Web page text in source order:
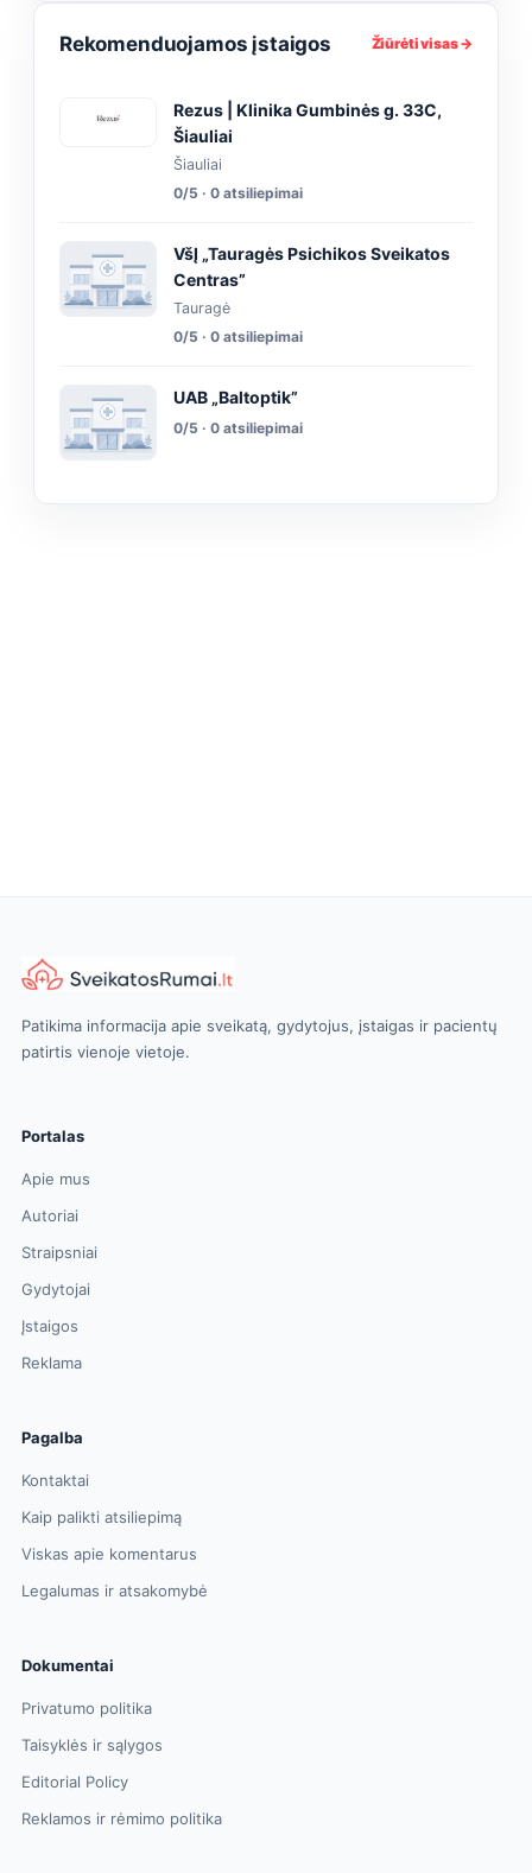
Rekomenduojamos įstaigos Žiūrėti visas →
Rezus | Klinika Gumbinės g. 33C,
Šiauliai
Šiauliai
0/5 · 0 atsiliepimai
VšĮ „Tauragės Psichikos Sveikatos
Centras”
Tauragė
0/5 · 0 atsiliepimai
UAB „Baltoptik”
0/5 · 0 atsiliepimai
Patikima informacija apie sveikatą, gydytojus, įstaigas ir pacientų
patirtis vienoje vietoje.
Portalas
Apie mus
Autoriai
Straipsniai
Gydytojai
Įstaigos
Reklama
Pagalba
Kontaktai
Kaip palikti atsiliepimą
Viskas apie komentarus
Legalumas ir atsakomybė
Dokumentai
Privatumo politika
Taisyklės ir sąlygos
Editorial Policy
Reklamos ir rėmimo politika